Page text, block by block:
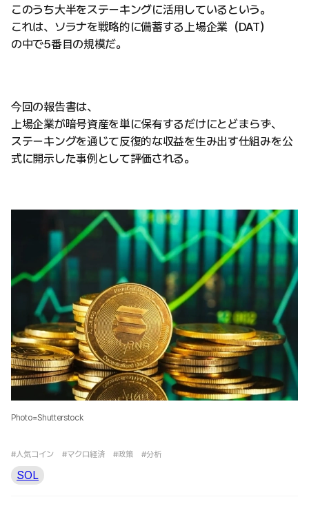
このうち大半をステーキングに活用しているという。
これは、ソラナを戦略的に備蓄する上場企業（DAT）
の中で5番目の規模だ。
今回の報告書は、
上場企業が暗号資産を単に保有するだけにとどまらず、
ステーキングを通じて反復的な収益を生み出す仕組みを公
式に開示した事例として評価される。
Photo=Shutterstock
#人気コイン #マクロ経済 #政策 #分析
SOL